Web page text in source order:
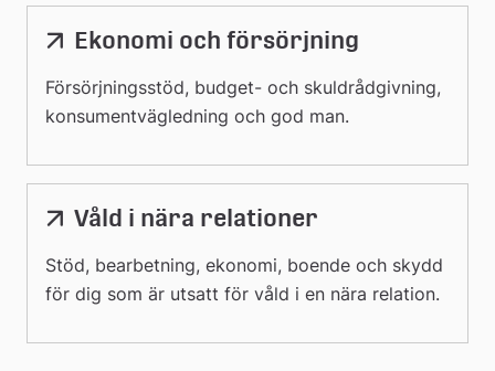
Ekonomi och försörjning
Försörjningsstöd, budget- och skuldrådgivning,
konsumentvägledning och god man.
Våld i nära relationer
Stöd, bearbetning, ekonomi, boende och skydd
för dig som är utsatt för våld i en nära relation.